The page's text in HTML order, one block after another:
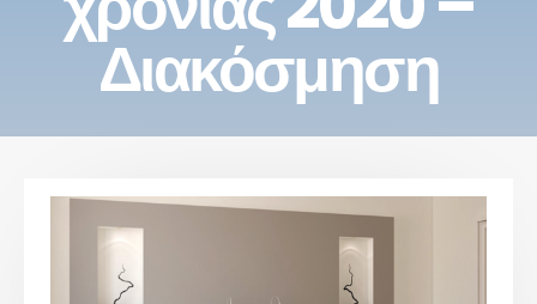
Διακόσμηση